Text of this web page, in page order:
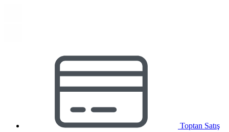
Toptan Satış